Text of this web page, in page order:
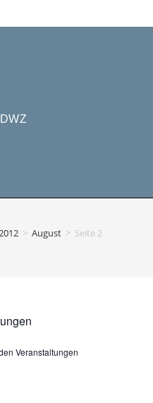
DWZ
> August > Seite 2
Veranstaltungen